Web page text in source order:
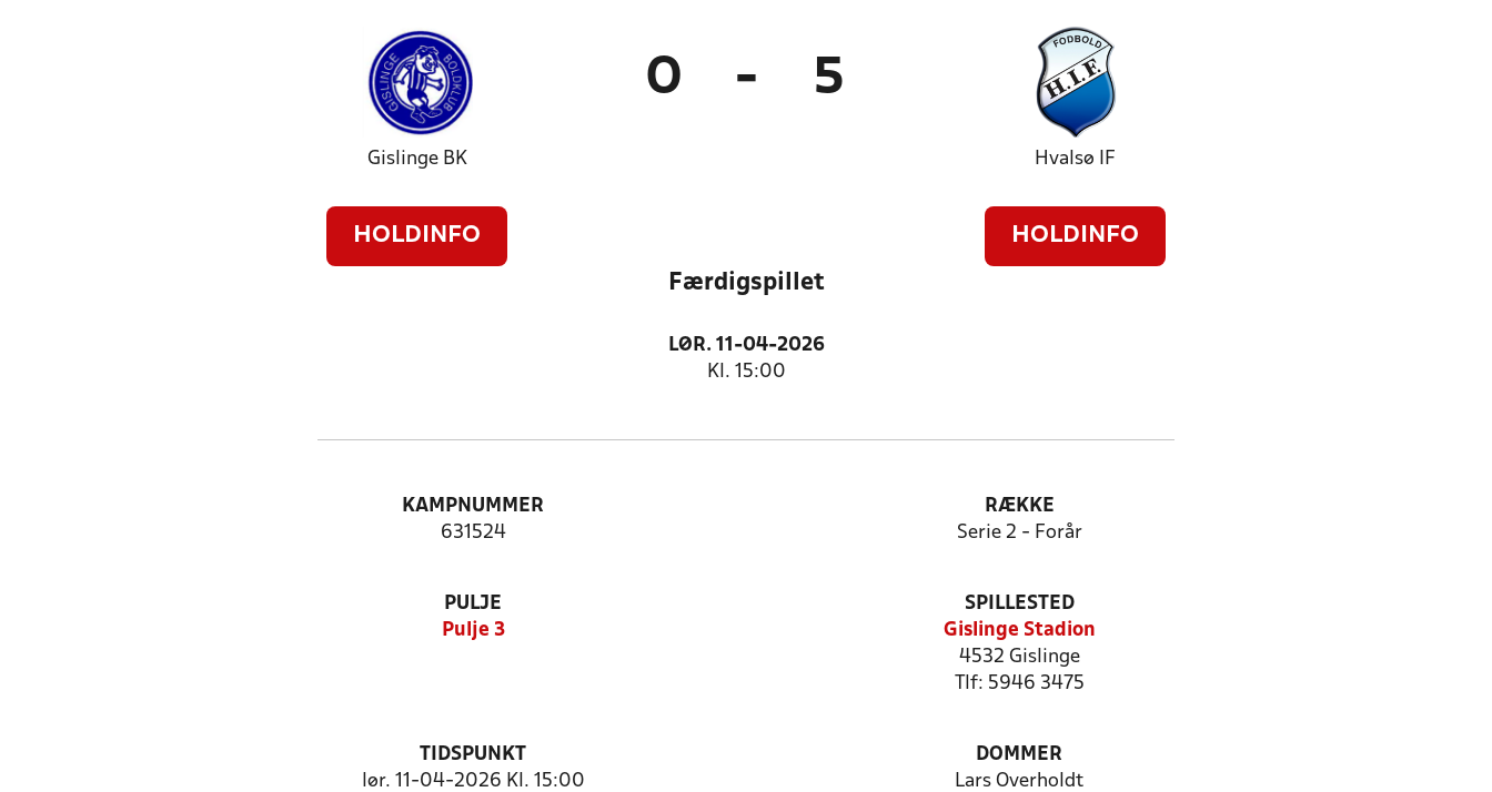
Gislinge BK
HOLDINFO
0 - 5
Hvalsø IF
HOLDINFO
Færdigspillet
LØR. 11-04-2026
Kl. 15:00
KAMPNUMMER
631524
RÆKKE
Serie 2 - Forår
PULJE
Pulje 3
SPILLESTED
Gislinge Stadion
4532 Gislinge
Tlf: 5946 3475
TIDSPUNKT
lør. 11-04-2026 Kl. 15:00
DOMMER
Lars Overholdt